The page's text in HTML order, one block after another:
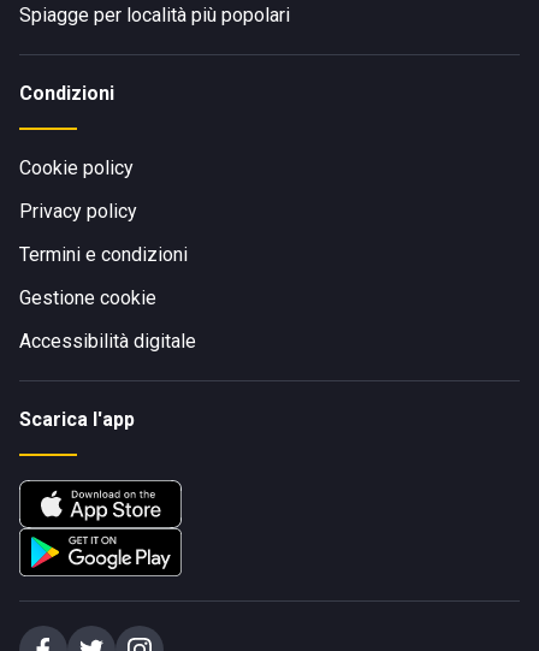
Spiagge per località più popolari
Condizioni
Cookie policy
Privacy policy
Termini e condizioni
Gestione cookie
Accessibilità digitale
Scarica l'app